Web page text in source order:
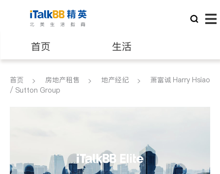
首页 生活
医生 律师
建筑装修
首页 房地产租售 地产经纪
萧富诚 Harry Hsiao
/ Sutton Group